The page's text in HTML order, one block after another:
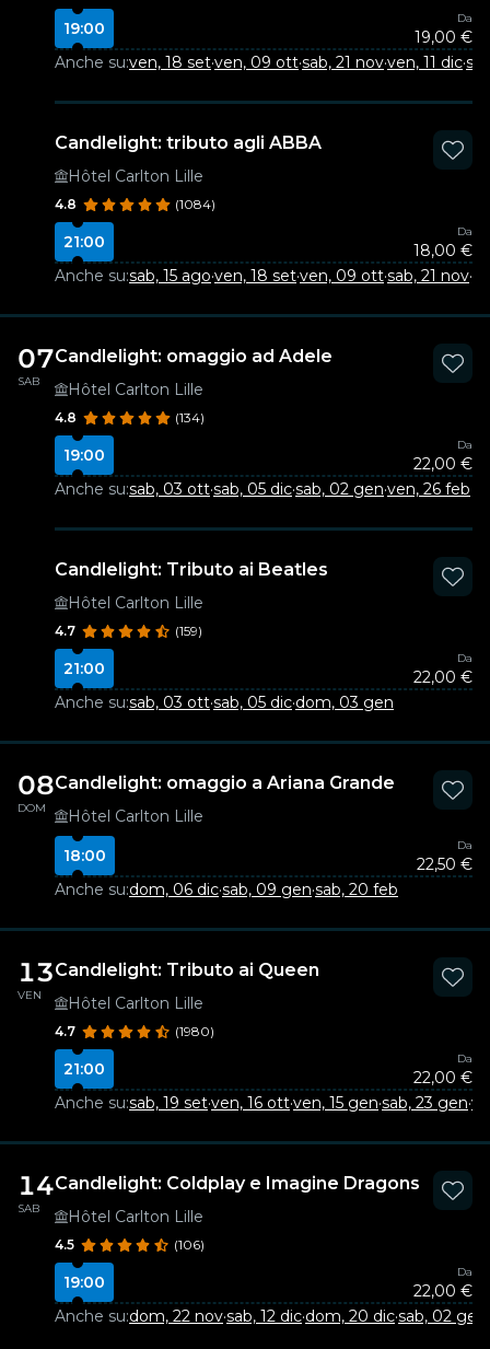
19:00
Da
19,00 €
Anche su:ven, 18 set·ven, 09 ott·sab, 21 nov·ven, 11 dic·
Candlelight: tributo agli ABBA
Hôtel Carlton Lille
4.8 (1084)
21:00
Da
18,00 €
Anche su:sab, 15 ago·ven, 18 set·ven, 09 ott·sab, 21 nov·
07
SAB
Candlelight: omaggio ad Adele
Hôtel Carlton Lille
4.8 (134)
19:00
Da
22,00 €
Anche su:sab, 03 ott·sab, 05 dic·sab, 02 gen·ven, 26 feb
Candlelight: Tributo ai Beatles
Hôtel Carlton Lille
4.7 (159)
21:00
Da
22,00 €
Anche su:sab, 03 ott·sab, 05 dic·dom, 03 gen
08
DOM
Candlelight: omaggio a Ariana Grande
Hôtel Carlton Lille
18:00
Da
22,50 €
Anche su:dom, 06 dic·sab, 09 gen·sab, 20 feb
13
VEN
Candlelight: Tributo ai Queen
Hôtel Carlton Lille
4.7 (1980)
21:00
Da
22,00 €
Anche su:sab, 19 set·ven, 16 ott·ven, 15 gen·sab, 23 gen·
14
SAB
Candlelight: Coldplay e Imagine Dragons
Hôtel Carlton Lille
4.5 (106)
19:00
Da
22,00 €
Anche su:dom, 22 nov·sab, 12 dic·dom, 20 dic·sab, 02 gen